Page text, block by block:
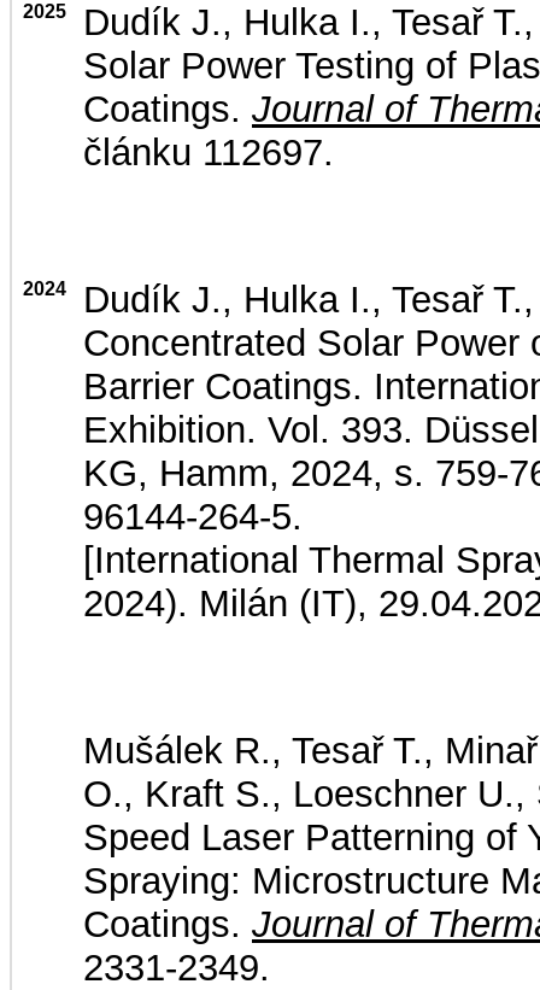
2025
Dudík J., Hulka I., Tesař
Solar Power Testing of
Coatings. Journal of
článku 112697.
2024
Dudík J., Hulka I., Tesař
Concentrated Solar Power
Barrier Coatings.
Exhibition. Vol. 393.
KG, Hamm, 2024, s. 759-
96144-264-5.
[International Thermal
2024). Milán (IT),
Mušálek R., Tesař T.,
O., Kraft S., Loeschner
Speed Laser Patterning of
Spraying: Microstructure
Coatings. Journal of
2331-2349.